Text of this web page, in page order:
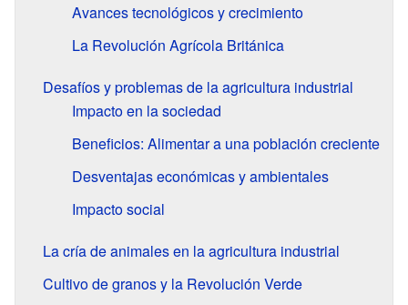
Avances tecnológicos y crecimiento
La Revolución Agrícola Británica
Desafíos y problemas de la agricultura industrial
Impacto en la sociedad
Beneficios: Alimentar a una población creciente
Desventajas económicas y ambientales
Impacto social
La cría de animales en la agricultura industrial
Cultivo de granos y la Revolución Verde